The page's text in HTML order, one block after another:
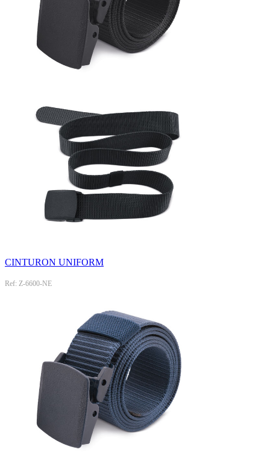
CINTURON UNIFORM
Ref: Z-6600-NE